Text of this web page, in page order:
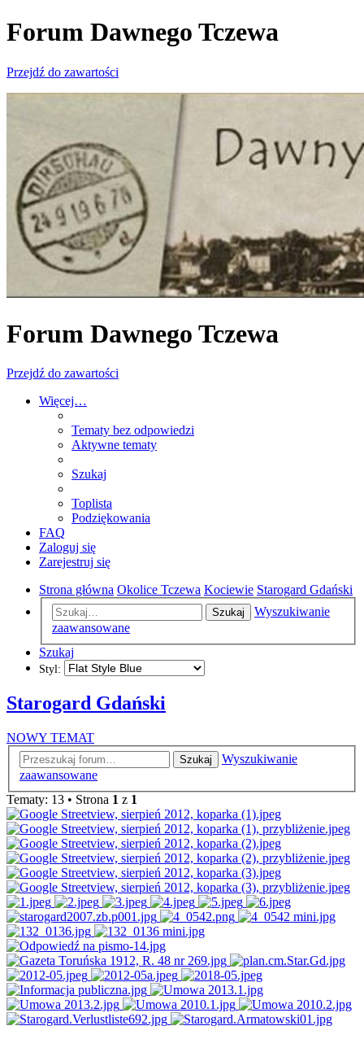
Forum Dawnego Tczewa
Przejdź do zawartości
Forum Dawnego Tczewa
Przejdź do zawartości
Więcej…
Tematy bez odpowiedzi
Aktywne tematy
Szukaj
Toplista
Podziękowania
FAQ
Zaloguj się
Zarejestruj się
Strona główna Okolice Tczewa Kociewie Starogard Gdański
Szukaj
Wyszukiwanie
zaawansowane
Szukaj
Styl:
Starogard Gdański
NOWY TEMAT
Szukaj
Wyszukiwanie
zaawansowane
Tematy: 13 • Strona 1 z 1